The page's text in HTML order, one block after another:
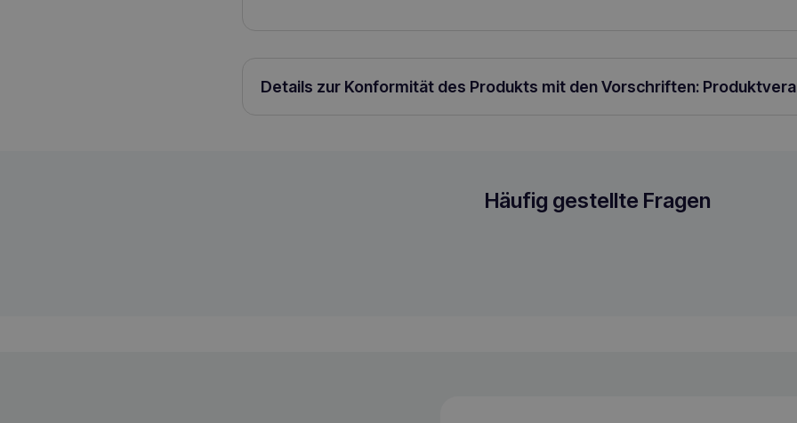
Details zur Konformität des Produkts mit den Vorschriften:
Häufig gestellte Fragen